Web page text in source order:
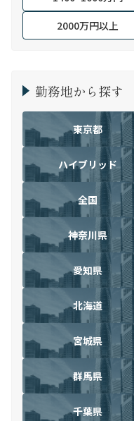
2000万円以上
勤務地から探す
東京都
ハイブリッド
全国
神奈川県
愛知県
北海道
宮城県
群馬県
千葉県